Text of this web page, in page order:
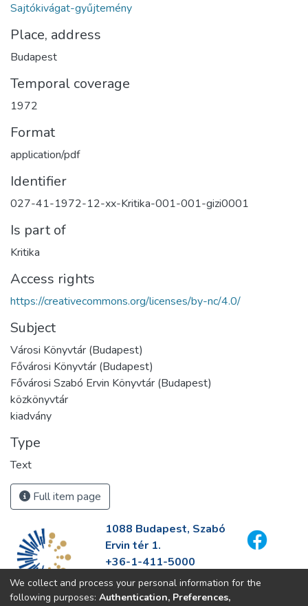
Sajtókivágat-gyűjtemény
Place, address
Budapest
Temporal coverage
1972
Format
application/pdf
Identifier
027-41-1972-12-xx-Kritika-001-001-gizi0001
Is part of
Kritika
Access rights
https://creativecommons.org/licenses/by-nc/4.0/
Subject
Városi Könyvtár (Budapest)
Fővárosi Könyvtár (Budapest)
Fővárosi Szabó Ervin Könyvtár (Budapest)
közkönyvtár
kiadvány
Type
Text
Full item page
1088 Budapest, Szabó
Ervin tér 1.
+36-1-411-5000
info@fszek.hu
https://fszek.hu
We collect and process your personal information for the
following purposes: Authentication, Preferences,